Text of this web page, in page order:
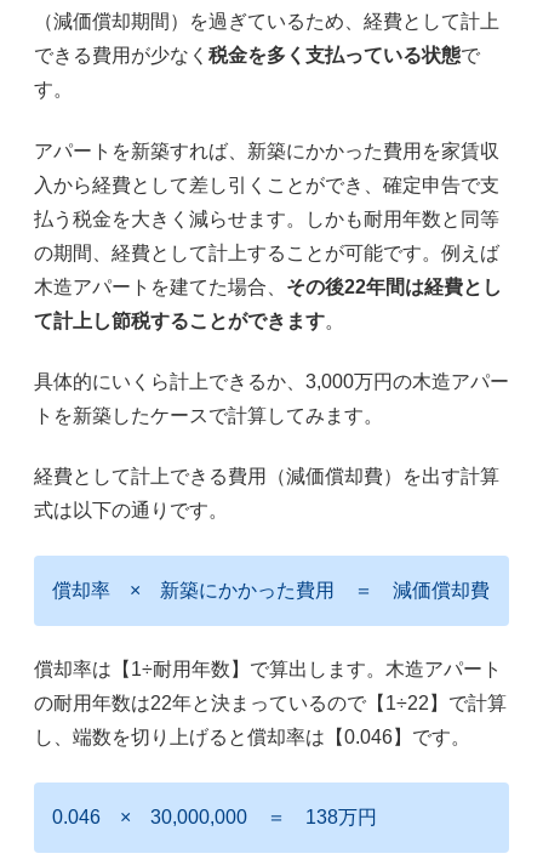
（減価償却期間）を過ぎているため、経費として計上
できる費用が少なく 税金を多く支払っている状態で
す。
アパートを新築すれば、新築にかかった費用を家賃収
入から経費として差し引くことができ、確定申告で支
払う税金を大きく減らせます。しかも耐用年数と同等
の期間、経費として計上することが可能です。例えば
木造アパートを建てた場合、 その後22年間は経費とし
て計上し節税することができます。
具体的にいくら計上できるか、3,000万円の木造アパー
トを新築したケースで計算してみます。
経費として計上できる費用（減価償却費）を出す計算
式は以下の通りです。
償却率 × 新築にかかった費用 ＝ 減価償却費
償却率は【1÷耐用年数】で算出します。木造アパート
の耐用年数は22年と決まっているので【1÷22】で計算
し、端数を切り上げると償却率は【0.046】です。
0.046 × 30,000,000 ＝ 138万円